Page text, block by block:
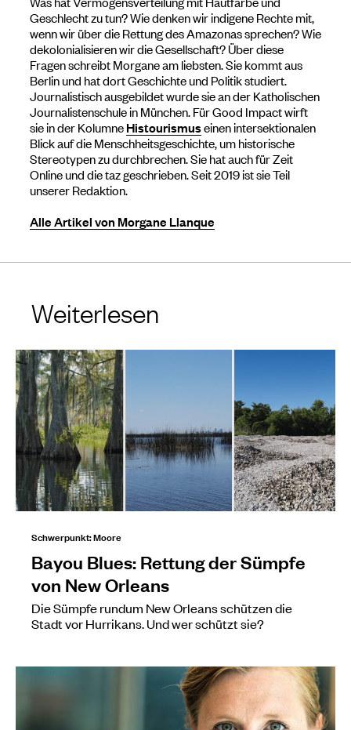
Geschlecht zu tun? Wie denken wir indigene Rechte mit,
wenn wir über die Rettung des Amazonas sprechen? Wie
dekolonialisieren wir die Gesellschaft? Über diese
Fragen schreibt Morgane am liebsten. Sie kommt aus
Berlin und hat dort Geschichte und Politik studiert.
Journalistisch ausgebildet wurde sie an der Katholischen
Journalistenschule in München. Für Good Impact wirft
sie in der KolumneHistourismuseinen intersektionalen
Blick auf die Menschheitsgeschichte, um historische
Stereotypen zu durchbrechen. Sie hat auch für Zeit
Online und die taz geschrieben. Seit 2019 ist sie Teil
unserer Redaktion.
Alle Artikel von Morgane Llanque
Weiterlesen
Schwerpunkt: Moore
Bayou Blues: Rettung der Sümpfe
von New Orleans
Die Sümpfe rundum New Orleans schützen die
Stadt vor Hurrikans. Und wer schützt sie?